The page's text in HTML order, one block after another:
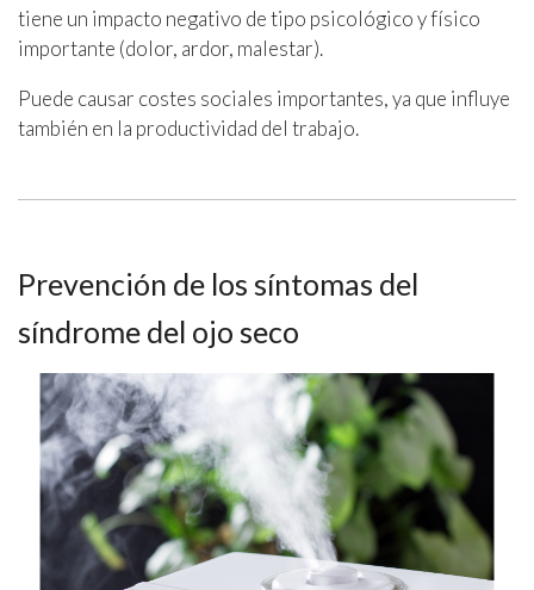
tiene un impacto negativo de tipo psicológico y físico
importante (dolor, ardor, malestar).
Puede causar costes sociales importantes, ya que influye
también en la productividad del trabajo.
Prevención de los síntomas del
síndrome del ojo seco